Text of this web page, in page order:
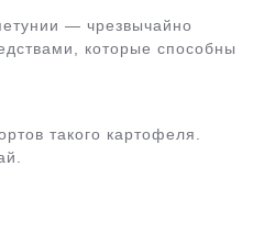
— чрезвычайно
которые способны
такого картофеля.